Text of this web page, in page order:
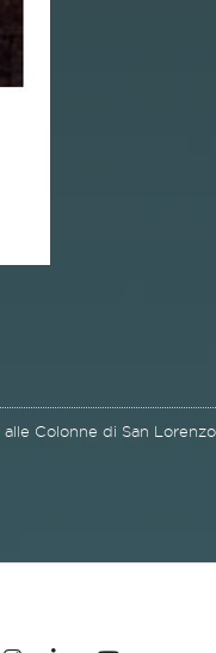
Colonne di San Lorenzo